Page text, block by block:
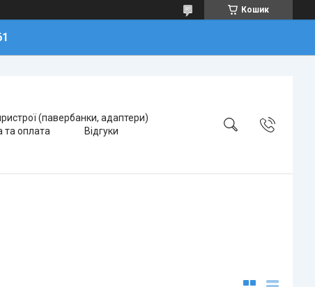
Кошик
(павербанки, адаптери)
та оплата Відгуки